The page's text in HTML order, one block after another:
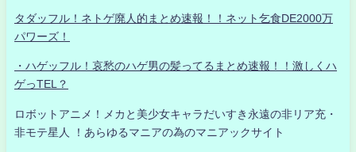
タダッフル！ネトゲ廃人的まとめ速報！！ネット乞食DE2000万
パワーズ！
・ハゲッフル！哀愁のハゲ男の髪ってるまとめ速報！！激しくハ
ゲっTEL？
ロボットアニメ！メカと美少女キャラだいすき永遠の非リア充・
非モテ星人 ！あらゆるマニアの為のマニアックサイト